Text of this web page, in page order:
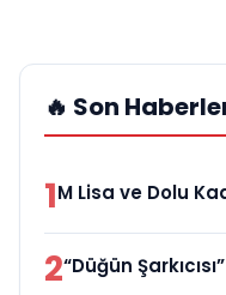
🔥 Son
1M Lisa ve Dolu
2“Düğün